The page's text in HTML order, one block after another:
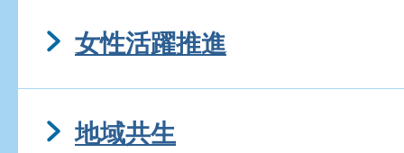
女性活躍推進
地域共生